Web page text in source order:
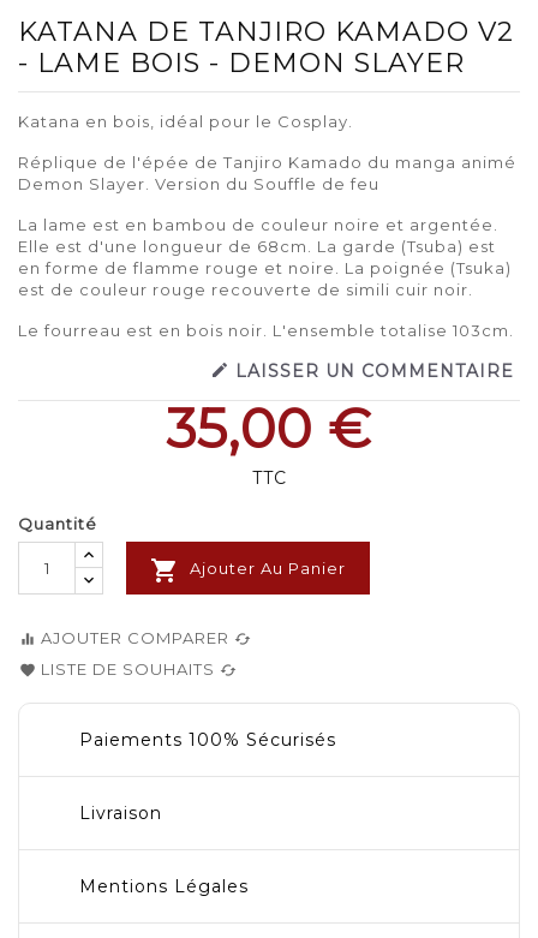
KATANA DE TANJIRO KAMADO V2
- LAME BOIS - DEMON SLAYER
Katana en bois, idéal pour le Cosplay.
Réplique de l'épée de Tanjiro Kamado du manga animé
Demon Slayer. Version du Souffle de feu
La lame est en bambou de couleur noire et argentée.
Elle est d'une longueur de 68cm. La garde (Tsuba) est
en forme de flamme rouge et noire. La poignée (Tsuka)
est de couleur rouge recouverte de simili cuir noir.
Le fourreau est en bois noir. L'ensemble totalise 103cm.
 LAISSER UN COMMENTAIRE
35,00 €
TTC
Quantité
 Ajouter Au Panier
equalizer AJOUTER COMPARER cached
favorite LISTE DE SOUHAITS cached
Paiements 100% Sécurisés
Livraison
Mentions Légales